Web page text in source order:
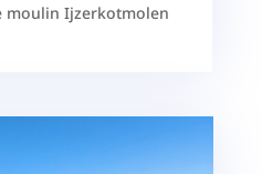
moulin Ijzerkotmolen